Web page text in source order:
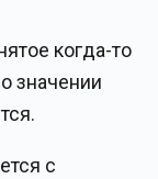
когда-то
значении
с